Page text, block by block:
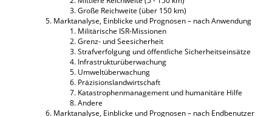
Große Reichweite (über 150 km)
Marktanalyse, Einblicke und Prognosen – nach Anwendung
Militärische ISR-Missionen
Grenz- und Seesicherheit
Strafverfolgung und öffentliche Sicherheitseinsätze
Infrastrukturüberwachung
Umweltüberwachung
Präzisionslandwirtschaft
Katastrophenmanagement und humanitäre Hilfe
Andere
Marktanalyse, Einblicke und Prognosen – nach Endbenutzer